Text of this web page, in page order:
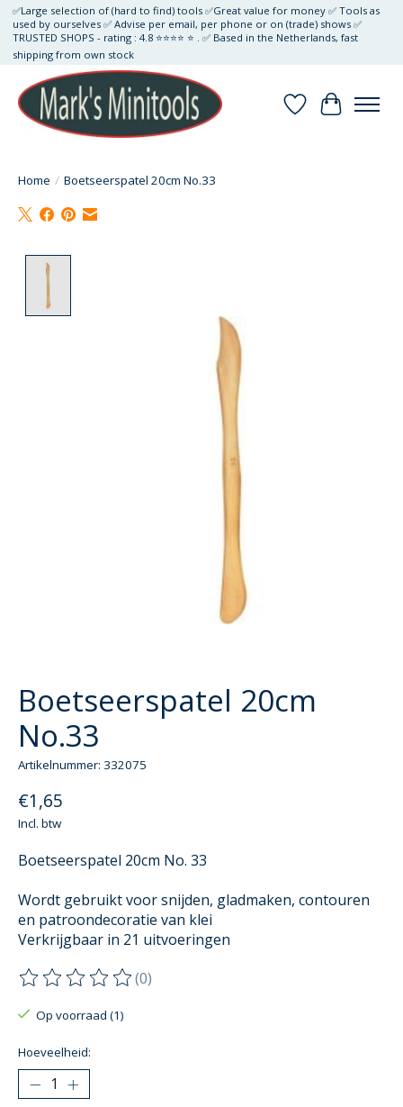
✅Large selection of (hard to find) tools ✅Great value for money ✅ Tools as
used by ourselves ✅ Advise per email, per phone or on (trade) shows ✅
TRUSTED SHOPS - rating : 4.8 ⭐⭐⭐⭐ ⭐ . ✅ Based in the Netherlands, fast
shipping from own stock
Verlanglijst
Home / Boetseerspatel 20cm No.33
Boetseerspatel 20cm
No.33
Artikelnummer: 332075
€1,65
Incl. btw
Boetseerspatel 20cm No. 33
Wordt gebruikt voor snijden, gladmaken, contouren
en patroondecoratie van klei
Verkrijgbaar in 21 uitvoeringen
De beoordeling van dit product is
(0)
Op voorraad (1)
Hoeveelheid: